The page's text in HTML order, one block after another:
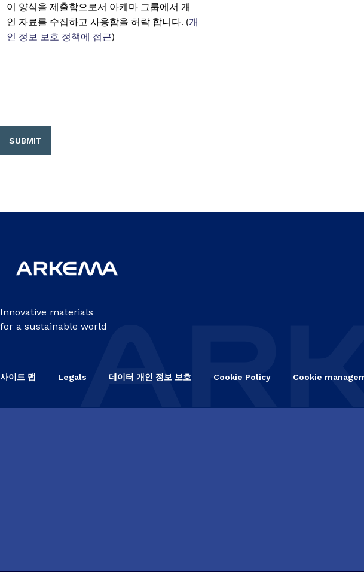
이 양식을 제출함으로서 아케마 그룹에서 개
인 자료를 수집하고 사용함을 허락 합니다. (개
인 정보 보호 정책에 접근)
SUBMIT
Innovative materials
for a sustainable world
사이트 맵 Legals 데이터 개인 정보 보호 Cookie Policy Cookie